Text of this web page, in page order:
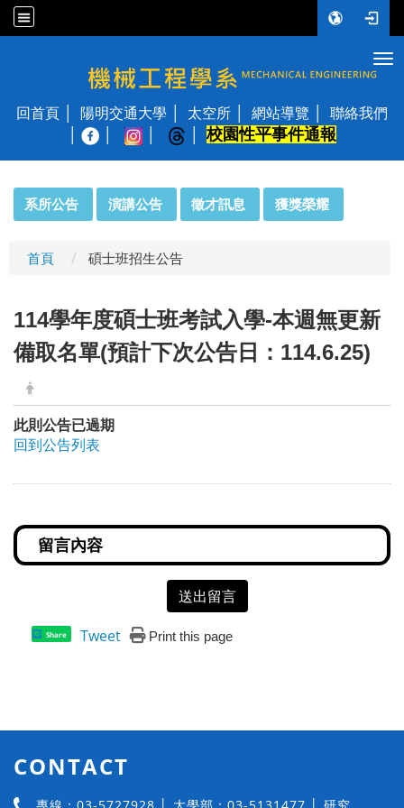
國立陽明交通大學 機械工程學系
回首頁 陽明交通大學 太空所 網站導覽
聯絡我們
校園性平事件通報
系所公告 演講公告 徵才訊息 獲獎榮耀
首頁 碩士班招生公告
114學年度碩士班考試入學-本週無更新
備取名單(預計下次公告日：114.6.25)
此則公告已過期
回到公告列表
送出留言
Share Tweet Print this page
CONTACT